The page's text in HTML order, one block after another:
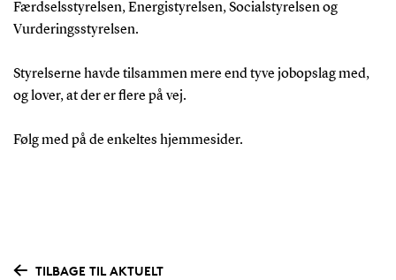
Færdselsstyrelsen, Energistyrelsen, Socialstyrelsen og
Vurderingsstyrelsen.
Styrelserne havde tilsammen mere end tyve jobopslag med,
og lover, at der er flere på vej.
Følg med på de enkeltes hjemmesider.
TILBAGE TIL AKTUELT